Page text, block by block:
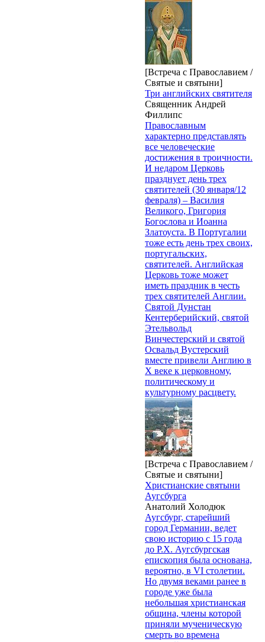
[Встреча с Православием /
Святые и святыни]
Три английских святителя
Священник Андрей
Филлипс
Православным
характерно представлять
все человеческие
достижения в троичности.
И недаром Церковь
празднует день трех
святителей (30 января/12
февраля) – Василия
Великого, Григория
Богослова и Иоанна
Златоуста. В Португалии
тоже есть день трех своих,
португальских,
святителей. Английская
Церковь тоже может
иметь праздник в честь
трех святителей Англии.
Святой Дунстан
Кентерберийский, святой
Этельвольд
Винчестерский и святой
Освальд Вустерский
вместе привели Англию в
X веке к церковному,
политическому и
культурному расцвету.
[Встреча с Православием /
Святые и святыни]
Христианские святыни
Аугсбурга
Анатолий Холодюк
Аугсбург, старейший
город Германии, ведет
свою историю с 15 года
до Р.Х. Аугсбургская
епископия была основана,
вероятно, в VI столетии.
Но двумя веками ранее в
городе уже была
небольшая христианская
община, члены которой
приняли мученическую
смерть во времена